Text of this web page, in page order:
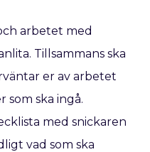
arbetet med
Tillsammans ska
er av arbetet
som ska ingå.
med snickaren
vad som ska